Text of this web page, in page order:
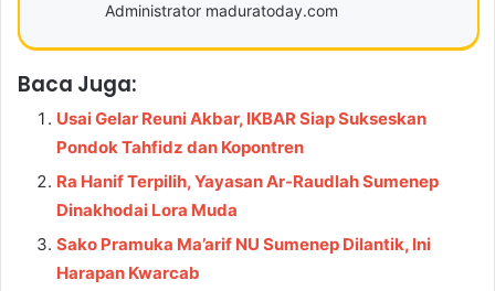
Administrator maduratoday.com
Baca Juga:
Usai Gelar Reuni Akbar, IKBAR Siap Sukseskan
Pondok Tahfidz dan Kopontren
Ra Hanif Terpilih, Yayasan Ar-Raudlah Sumenep
Dinakhodai Lora Muda
Sako Pramuka Ma’arif NU Sumenep Dilantik, Ini
Harapan Kwarcab